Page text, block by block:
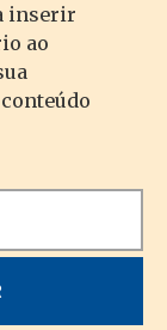
inserir
ao